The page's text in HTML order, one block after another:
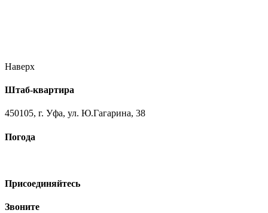
Наверх
Штаб-квартира
450105, г. Уфа, ул. Ю.Гагарина, 38
Погода
Присоединяйтесь
Звоните